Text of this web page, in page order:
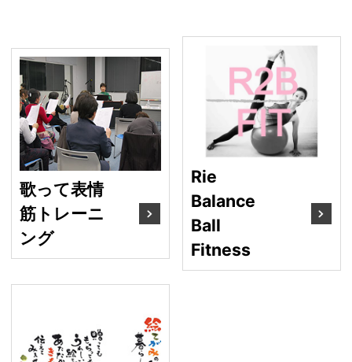
歌って表情筋トレーニ
歌って表情
筋トレーニ
ング
Rie
Balance
Ball
Fitness